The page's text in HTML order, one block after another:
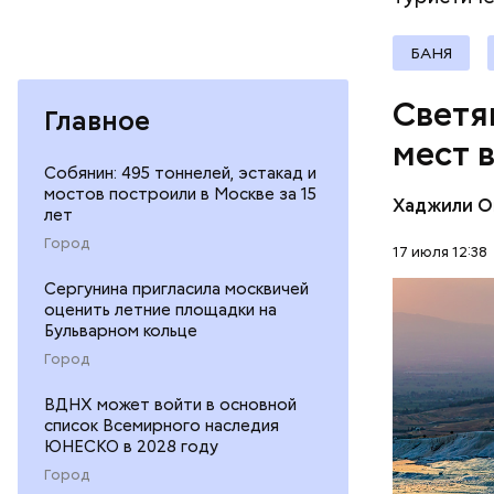
Главное
Собянин: 495 тоннелей, эстакад и
мостов построили в Москве за 15
лет
Город
Сергунина пригласила москвичей
оценить летние площадки на
Бульварном кольце
Город
ВДНХ может войти в основной
список Всемирного наследия
ЮНЕСКО в 2028 году
Город
БАНЯ
мест
Хаджили
17 июля 12:38
сделаны
Подход
всей